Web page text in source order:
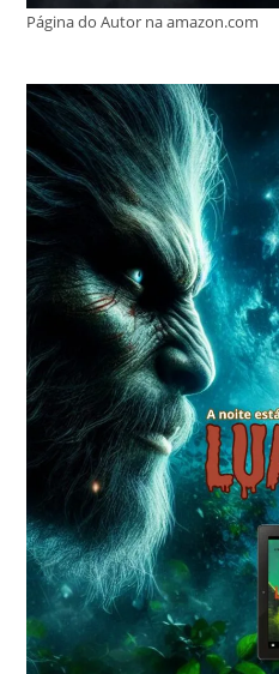
Página do Autor na amazon.com